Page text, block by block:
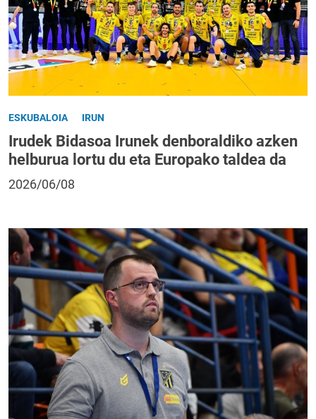
ESKUBALOIA IRUN
Irudek Bidasoa Irunek denboraldiko azken
helburua lortu du eta Europako taldea da
2026/06/08